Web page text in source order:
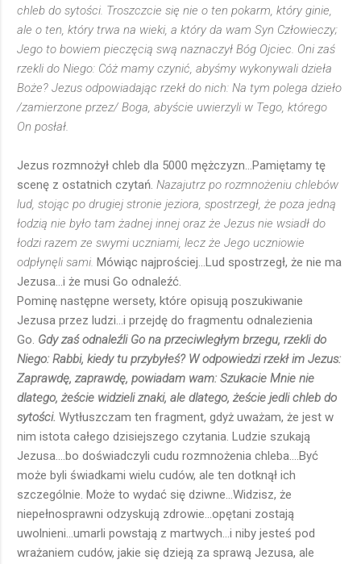
chleb do sytości. Troszczcie się nie o ten pokarm, który ginie,
ale o ten, który trwa na wieki, a który da wam Syn Człowieczy;
Jego to bowiem pieczęcią swą naznaczył Bóg Ojciec. Oni zaś
rzekli do Niego: Cóż mamy czynić, abyśmy wykonywali dzieła
Boże? Jezus odpowiadając rzekł do nich: Na tym polega dzieło
/zamierzone przez/ Boga, abyście uwierzyli w Tego, którego
On posłał.
Jezus rozmnożył chleb dla 5000 mężczyzn...Pamiętamy tę
scenę z ostatnich czytań. Nazajutrz po rozmnożeniu chlebów
lud, stojąc po drugiej stronie jeziora, spostrzegł, że poza jedną
łodzią nie było tam żadnej innej oraz że Jezus nie wsiadł do
łodzi razem ze swymi uczniami, lecz że Jego uczniowie
odpłynęli sami. Mówiąc najprościej...Lud spostrzegł, że nie ma
Jezusa...i że musi Go odnaleźć.
Pominę następne wersety, które opisują poszukiwanie
Jezusa przez ludzi...i przejdę do fragmentu odnalezienia
Go. Gdy zaś odnaleźli Go na przeciwległym brzegu, rzekli do
Niego: Rabbi, kiedy tu przybyłeś? W odpowiedzi rzekł im Jezus:
Zaprawdę, zaprawdę, powiadam wam: Szukacie Mnie nie
dlatego, żeście widzieli znaki, ale dlatego, żeście jedli chleb do
sytości. Wytłuszczam ten fragment, gdyż uważam, że jest w
nim istota całego dzisiejszego czytania. Ludzie szukają
Jezusa....bo doświadczyli cudu rozmnożenia chleba....Być
może byli świadkami wielu cudów, ale ten dotknął ich
szczególnie. Może to wydać się dziwne...Widzisz, że
niepełnosprawni odzyskują zdrowie...opętani zostają
uwolnieni...umarli powstają z martwych...i niby jesteś pod
wrażaniem cudów, jakie się dzieją za sprawą Jezusa, ale